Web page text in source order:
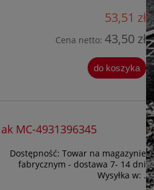
53,51 zł
Cena netto: 43,50 zł
do koszyka
MC-4931396345
Dostępność: Towar na magazynie
fabrycznym - dostawa 7- 14 dni
Wysyłka w: .